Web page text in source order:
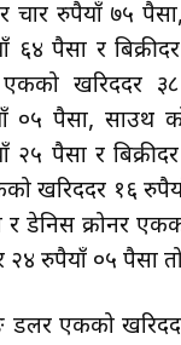
चार रुपैयाँ ७५
६४ पैसा र
एकको खरिददर
०५ पैसा, साउथ
२५ पैसा र
खरिददर १६
डेनिस क्रोनर
२४ रुपैयाँ ०५ पैसा
डलर एकको